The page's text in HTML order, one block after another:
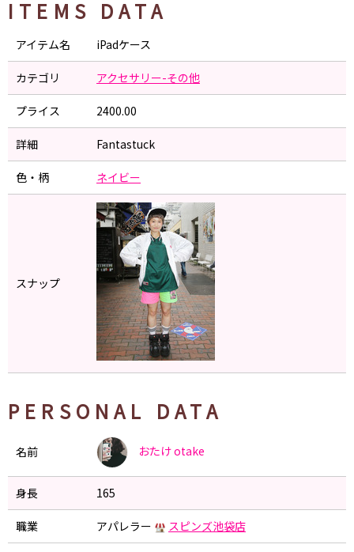
ITEMS DATA
アイテム名 iPadケース
カテゴリ アクセサリー-その他
プライス 2400.00
詳細 Fantastuck
色・柄 ネイビー
スナップ
PERSONAL DATA
名前 おたけotake
身長 165
職業 アパレラー スピンズ池袋店